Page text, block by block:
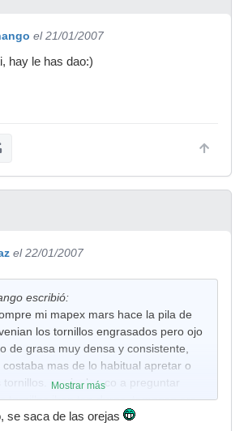
el 21/01/2007
hay le has dao:)
el 22/01/2007
escribió:
mi mapex mars hace la pila de
los tornillos engrasados pero ojo
de grasa muy densa y consistente,
mas de lo habitual apretar o
tornillos. corri a bosco a preguntar
tornillos iban tan duros, tampoco era
pero se notaba que costaba
Mostrar más
se saca de las orejas